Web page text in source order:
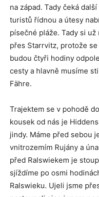
na západ. Tady čeká
turistů řídnou a útesy
písečné pláže. Tady si
přes Starrvitz, protože
budou čtyři hodiny
cesty a hlavně musíme
Fähre.
Trajektem se v pohodě
kousek od nás je
jindy. Máme před sebou
vnitrozemím Rujány a
před Ralswiekem je
sjíždíme po osmi
Ralswieku. Ujeli jsme